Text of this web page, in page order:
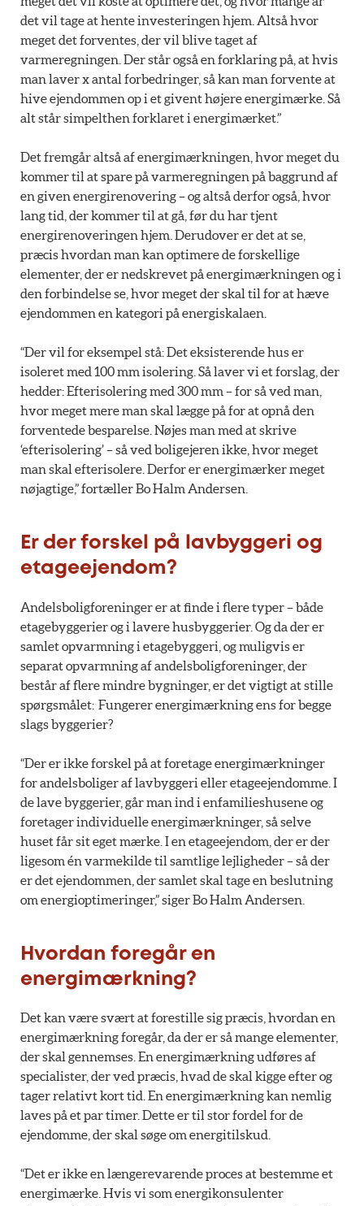
det vil tage at hente investeringen hjem. Altså hvor
meget det forventes, der vil blive taget af
varmeregningen. Der står også en forklaring på, at hvis
man laver x antal forbedringer, så kan man forvente at
hive ejendommen op i et givent højere energimærke. Så
alt står simpelthen forklaret i energimærket.”
Det fremgår altså af energimærkningen, hvor meget du
kommer til at spare på varmeregningen på baggrund af
en given energirenovering – og altså derfor også, hvor
lang tid, der kommer til at gå, før du har tjent
energirenoveringen hjem. Derudover er det at se,
præcis hvordan man kan optimere de forskellige
elementer, der er nedskrevet på energimærkningen og i
den forbindelse se, hvor meget der skal til for at hæve
ejendommen en kategori på energiskalaen.
“Der vil for eksempel stå: Det eksisterende hus er
isoleret med 100 mm isolering. Så laver vi et forslag, der
hedder: Efterisolering med 300 mm – for så ved man,
hvor meget mere man skal lægge på for at opnå den
forventede besparelse. Nøjes man med at skrive
‘efterisolering’ – så ved boligejeren ikke, hvor meget
man skal efterisolere. Derfor er energimærker meget
nøjagtige,” fortæller Bo Halm Andersen.
Er der forskel på lavbyggeri og
etageejendom?
Andelsboligforeninger er at finde i flere typer – både
etagebyggerier og i lavere husbyggerier. Og da der er
samlet opvarmning i etagebyggeri, og muligvis er
separat opvarmning af andelsboligforeninger, der
består af flere mindre bygninger, er det vigtigt at stille
spørgsmålet: Fungerer energimærkning ens for begge
slags byggerier?
“Der er ikke forskel på at foretage energimærkninger
for andelsboliger af lavbyggeri eller etageejendomme. I
de lave byggerier, går man ind i enfamilieshusene og
foretager individuelle energimærkninger, så selve
huset får sit eget mærke. I en etageejendom, der er der
ligesom én varmekilde til samtlige lejligheder – så der
er det ejendommen, der samlet skal tage en beslutning
om energioptimeringer,” siger Bo Halm Andersen.
Hvordan foregår en
energimærkning?
Det kan være svært at forestille sig præcis, hvordan en
energimærkning foregår, da der er så mange elementer,
der skal gennemses. En energimærkning udføres af
specialister, der ved præcis, hvad de skal kigge efter og
tager relativt kort tid. En energimærkning kan nemlig
laves på et par timer. Dette er til stor fordel for de
ejendomme, der skal søge om energitilskud.
“Det er ikke en længerevarende proces at bestemme et
energimærke. Hvis vi som energikonsulenter